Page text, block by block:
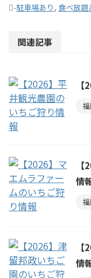
-駐車場あり , 食べ放題
関連記事
情
情